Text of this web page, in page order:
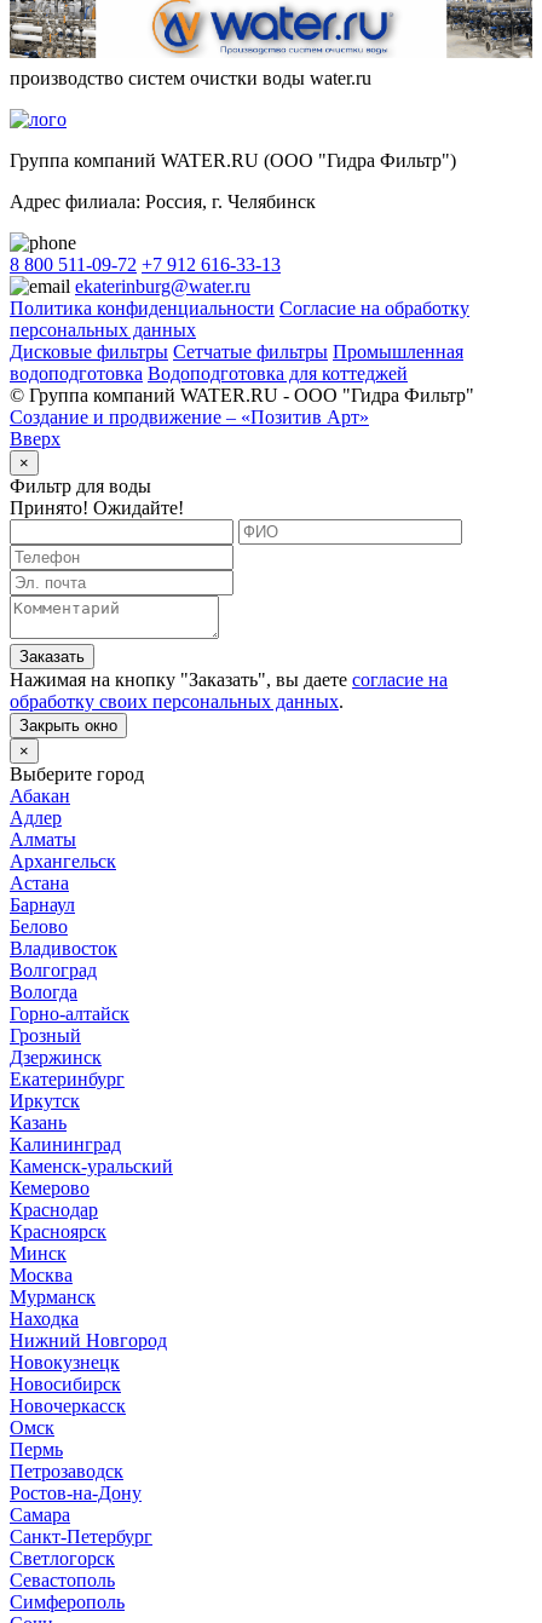
производство систем очистки воды water.ru
Группа компаний WATER.RU (ООО "Гидра Фильтр")
Адрес филиала: Россия, г. Челябинск
8 800 511-09-72 +7 912 616-33-13
ekaterinburg@water.ru
Политика конфиденциальности Согласие на обработку
персональных данных
Дисковые фильтры Сетчатые фильтры Промышленная
водоподготовка Водоподготовка для коттеджей
© Группа компаний WATER.RU - ООО "Гидра Фильтр"
Создание и продвижение – «Позитив Арт»
Вверх
×
Фильтр для воды
Принято! Ожидайте!
Заказать
Нажимая на кнопку "Заказать", вы даете согласие на
обработку своих персональных данных.
Закрыть окно
×
Выберите город
Абакан
Адлер
Алматы
Архангельск
Астана
Барнаул
Белово
Владивосток
Волгоград
Вологда
Горно-алтайск
Грозный
Дзержинск
Екатеринбург
Иркутск
Казань
Калининград
Каменск-уральский
Кемерово
Краснодар
Красноярск
Минск
Москва
Мурманск
Находка
Нижний Новгород
Новокузнецк
Новосибирск
Новочеркасск
Омск
Пермь
Петрозаводск
Ростов-на-Дону
Самара
Санкт-Петербург
Светлогорск
Севастополь
Симферополь